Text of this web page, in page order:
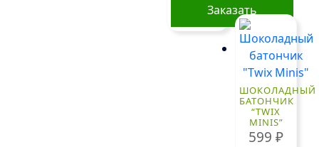
Заказать
ШОКОЛАДНЫЙ
БАТОНЧИК
“TWIX
MINIS”
599₽